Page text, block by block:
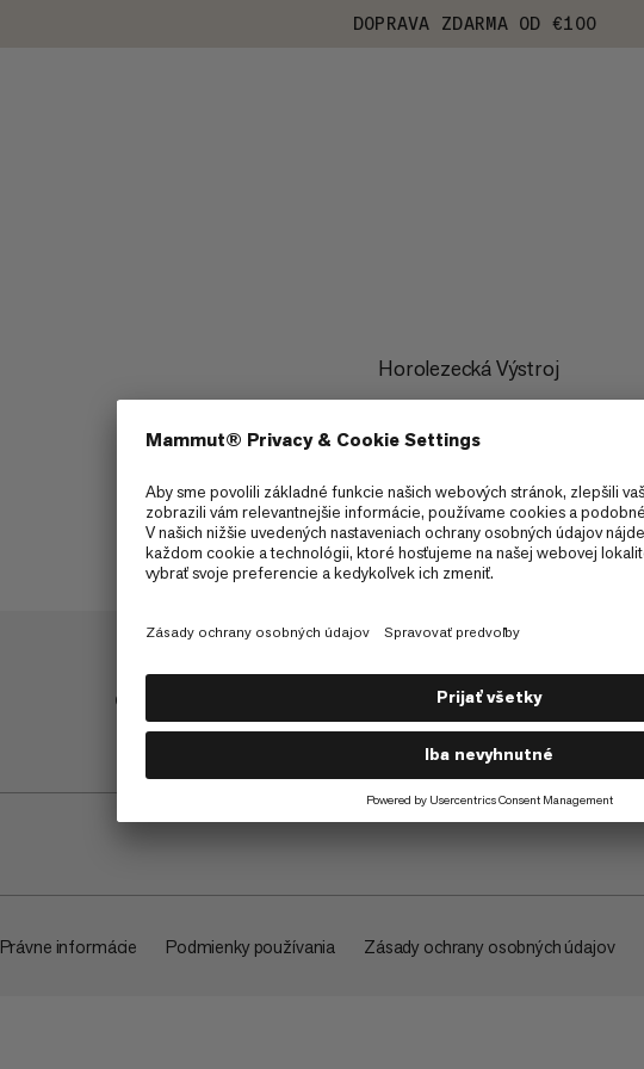
DOPRAVA ZDARMA OD €100
Horolezecká Výstroj
Obchod O spoločnosti
Právne informácie Podmienky používania Zásady ochrany osobných údajov